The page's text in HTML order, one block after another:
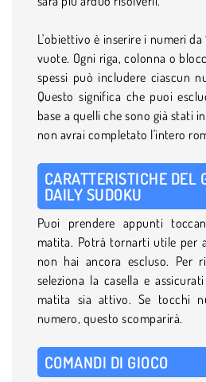
L'obiettivo è inserire i numeri da
vuote. Ogni riga, colonna o
spessi può includere ciascun
Questo significa che puoi
base a quelli che sono già stati
non avrai completato l'intero
CARATTERISTICHE DEL
DAILY SUDOKU
Puoi prendere appunti
matita. Potrà tornarti utile per
non hai ancora escluso. Per
seleziona la casella e
matita sia attivo. Se tocchi
numero, questo scomparirà.
COMANDI DI GIOCO